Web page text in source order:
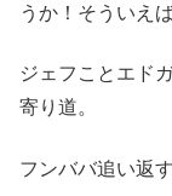
うか！そういえ
ジェフことエド
寄り道。
フンババ追い返